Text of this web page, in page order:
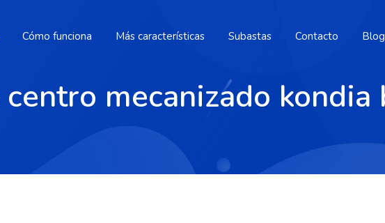
Cómo funciona Más características Subastas Contacto Blog
mecanizado kondia